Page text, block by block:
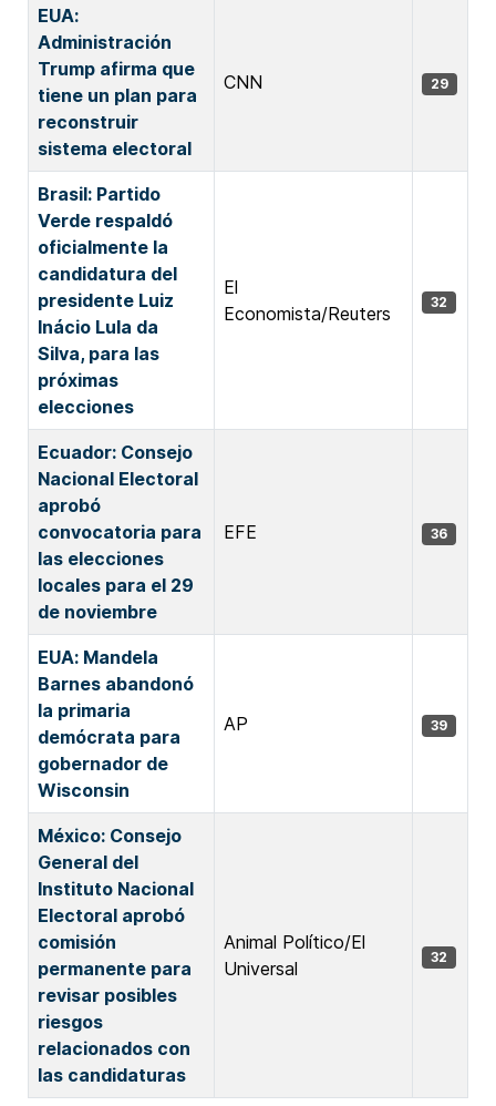
EUA:
Administración
Trump afirma que
tiene un plan para
reconstruir
sistema electoral
CNN 29
Brasil: Partido
Verde respaldó
oficialmente la
candidatura del
presidente Luiz
Inácio Lula da
Silva, para las
próximas
elecciones
El
Economista/Reuters
32
Ecuador: Consejo
Nacional Electoral
aprobó
convocatoria para
las elecciones
locales para el 29
de noviembre
EFE 36
EUA: Mandela
Barnes abandonó
la primaria
demócrata para
gobernador de
Wisconsin
AP 39
México: Consejo
General del
Instituto Nacional
Electoral aprobó
comisión
permanente para
revisar posibles
riesgos
relacionados con
las candidaturas
Animal Político/El
Universal
32